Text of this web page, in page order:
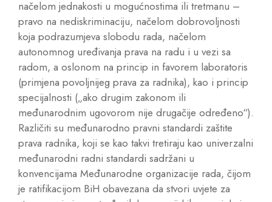
načelom jednakosti u mogućnostima ili tretmanu –
pravo na nediskriminaciju, načelom dobrovoljnosti
koja podrazumjeva slobodu rada, načelom
autonomnog uređivanja prava na radu i u vezi sa
radom, a oslonom na princip in favorem laboratoris
(primjena povoljnijeg prava za radnika), kao i princip
specijalnosti („ako drugim zakonom ili
međunarodnim ugovorom nije drugačije određeno“).
Različiti su međunarodno pravni standardi zaštite
prava radnika, koji se kao takvi tretiraju kao univerzalni
međunarodni radni standardi sadržani u
konvencijama Međunarodne organizacije rada, čijom
je ratifikacijom BiH obavezana da stvori uvjete za